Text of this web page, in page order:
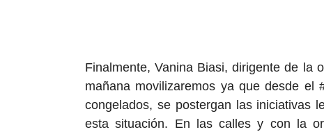
Finalmente, Vanina Biasi, dirigente de la
mañana movilizaremos ya que desde el
congelados, se postergan las iniciativas
esta situación. En las calles y con la